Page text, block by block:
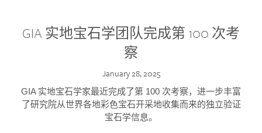
GIA 实地宝石学团队完成第 100 次考
察
January 28, 2025
GIA 实地宝石学家最近完成了第 100 次考察，进一步丰富
了研究院从世界各地彩色宝石开采地收集而来的独立验证
宝石学信息。